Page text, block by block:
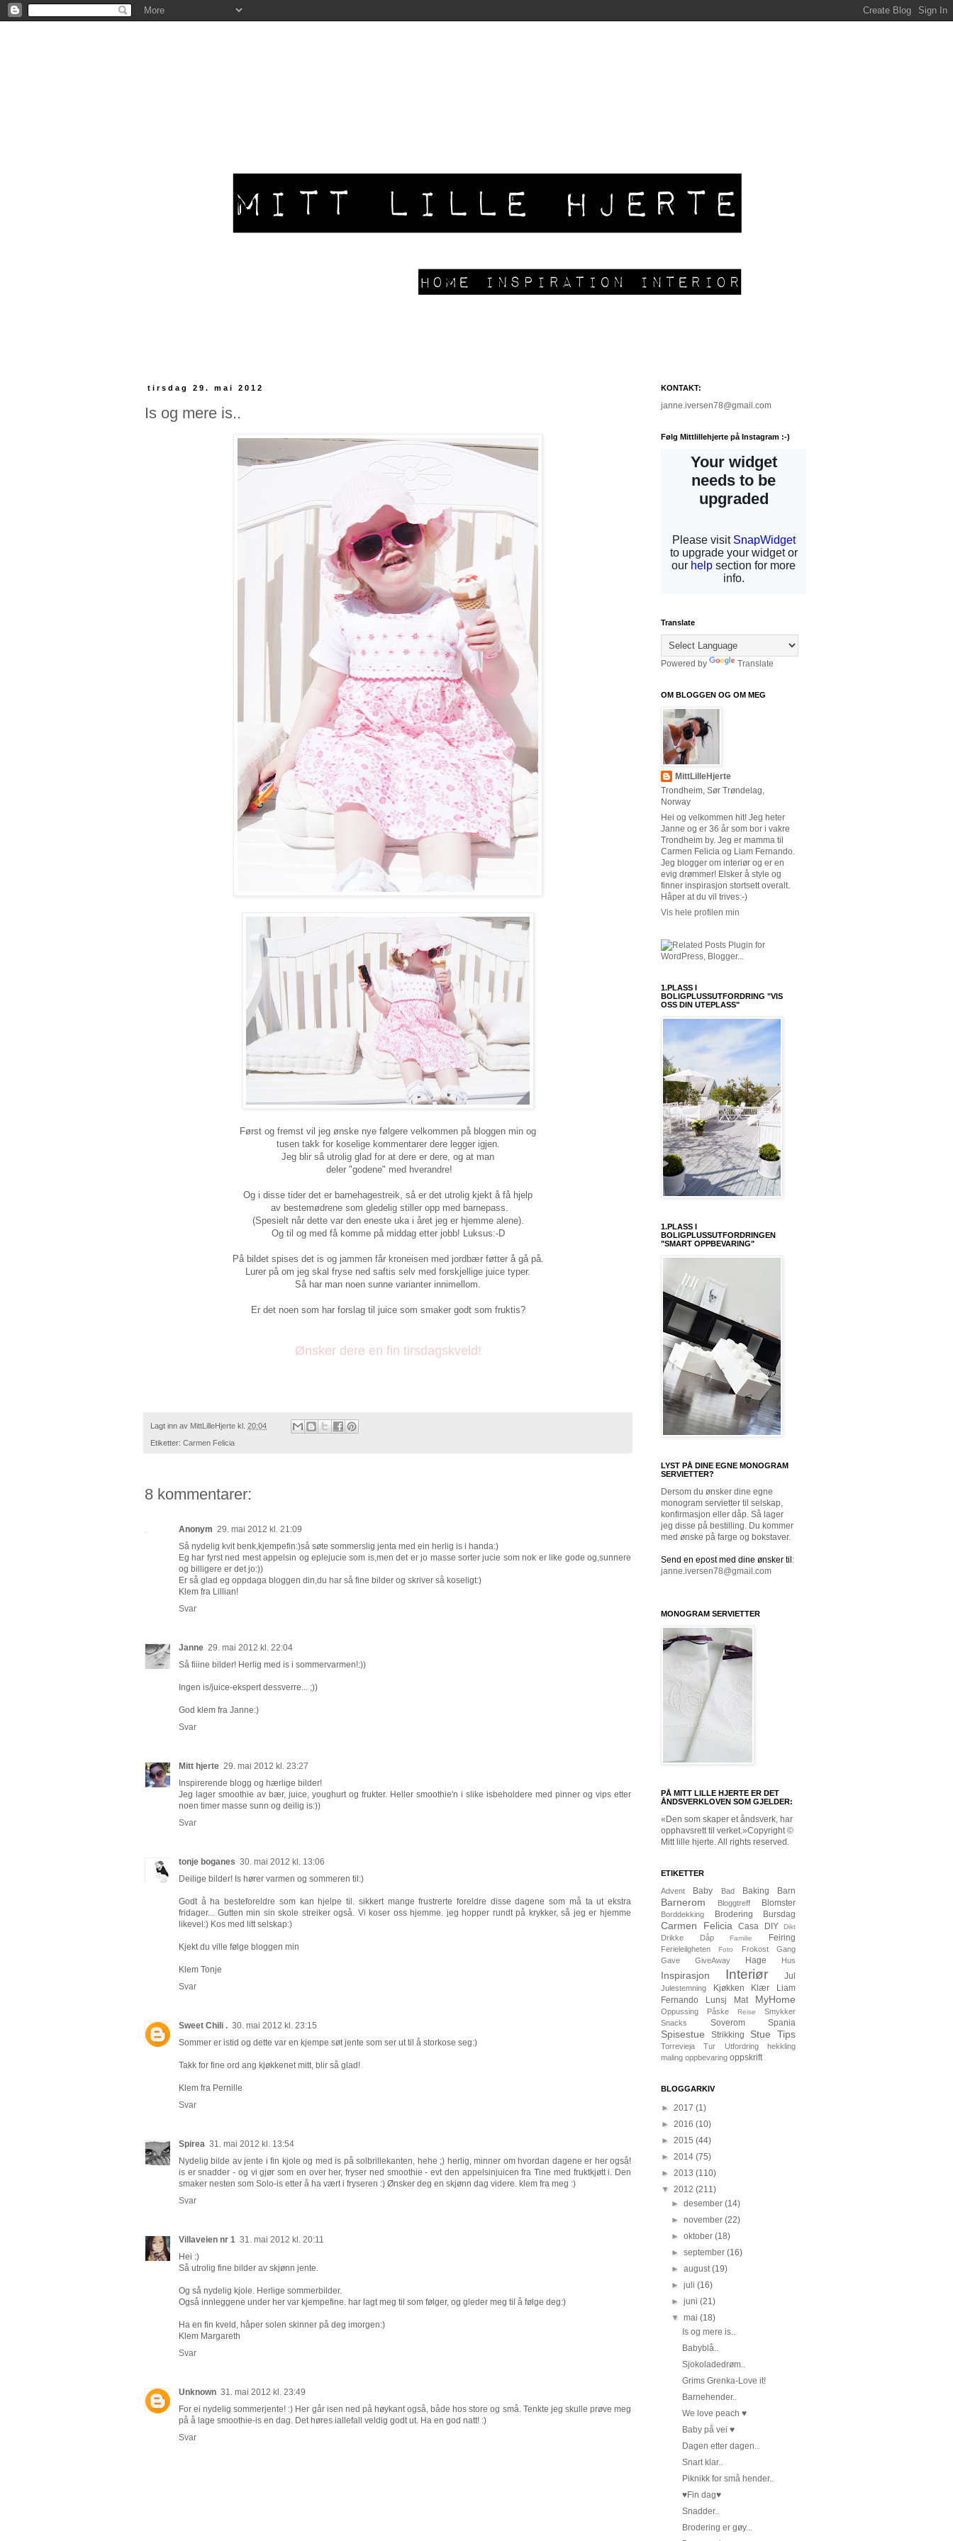
tirsdag 29. mai 2012
Is og mere is..
Først og fremst vil jeg ønske nye følgere velkommen på bloggen min og
tusen takk for koselige kommentarer dere legger igjen.
Jeg blir så utrolig glad for at dere er dere, og at man
deler "godene" med hverandre!
Og i disse tider det er barnehagestreik, så er det utrolig kjekt å få hjelp
av bestemødrene som gledelig stiller opp med barnepass.
(Spesielt når dette var den eneste uka i året jeg er hjemme alene).
Og til og med få komme på middag etter jobb! Luksus:-D
På bildet spises det is og jammen får kroneisen med jordbær føtter å gå på.
Lurer på om jeg skal fryse ned saftis selv med forskjellige juice typer.
Så har man noen sunne varianter innimellom.
Er det noen som har forslag til juice som smaker godt som fruktis?
Ønsker dere en fin tirsdagskveld!
Lagt inn av MittLilleHjerte kl. 20:04
Etiketter: Carmen Felicia
8 kommentarer:
Anonym 29. mai 2012 kl. 21:09
Så nydelig kvit benk,kjempefin:)så søte sommerslig jenta med ein herlig is i handa:)
Eg har fyrst ned mest appelsin og eplejucie som is,men det er jo masse sorter jucie som nok er like gode og,sunnere
og billigere er det jo:))
Er så glad eg oppdaga bloggen din,du har så fine bilder og skriver så koseligt:)
Klem fra Lillian!
Svar
Janne 29. mai 2012 kl. 22:04
Så fiiine bilder! Herlig med is i sommervarmen!:))
Ingen is/juice-ekspert dessverre... ;))
God klem fra Janne:)
Svar
Mitt hjerte 29. mai 2012 kl. 23:27
Inspirerende blogg og hærlige bilder!
Jeg lager smoothie av bær, juice, youghurt og frukter. Heller smoothie'n i slike isbeholdere med pinner og vips etter
noen timer masse sunn og deilig is:))
Svar
tonje boganes 30. mai 2012 kl. 13:06
Deilige bilder! Is hører varmen og sommeren til:)
Godt å ha besteforeldre som kan hjelpe til. sikkert mange frustrerte foreldre disse dagene som må ta ut ekstra
fridager... Gutten min sin skole streiker også. Vi koser oss hjemme. jeg hopper rundt på krykker, så jeg er hjemme
likevel:) Kos med litt selskap:)
Kjekt du ville følge bloggen min
Klem Tonje
Svar
Sweet Chili . 30. mai 2012 kl. 23:15
Sommer er istid og dette var en kjempe søt jente som ser ut til å storkose seg:)
Takk for fine ord ang kjøkkenet mitt, blir så glad!
Klem fra Pernille
Svar
Spirea 31. mai 2012 kl. 13:54
Nydelig bilde av jente i fin kjole og med is på solbrillekanten, hehe ;) herlig, minner om hvordan dagene er her også!
is er snadder - og vi gjør som en over her, fryser ned smoothie - evt den appelsinjuicen fra Tine med fruktkjøtt i. Den
smaker nesten som Solo-is etter å ha vært i fryseren :) Ønsker deg en skjønn dag videre. klem fra meg :)
Svar
Villaveien nr 1 31. mai 2012 kl. 20:11
Hei :)
Så utrolig fine bilder av skjønn jente.
Og så nydelig kjole. Herlige sommerbilder.
Også innleggene under her var kjempefine. har lagt meg til som følger, og gleder meg til å følge deg:)
Ha en fin kveld, håper solen skinner på deg imorgen:)
Klem Margareth
Svar
Unknown 31. mai 2012 kl. 23:49
For ei nydelig sommerjente! :) Her går isen ned på høykant også, både hos store og små. Tenkte jeg skulle prøve meg
på å lage smoothie-is en dag. Det høres iallefall veldig godt ut. Ha en god natt! :)
Svar
KONTAKT:
janne.iversen78@gmail.com
Følg Mittlillehjerte på Instagram :-)
Translate
Powered by Translate
OM BLOGGEN OG OM MEG
MittLilleHjerte
Trondheim, Sør Trøndelag,
Norway
Hei og velkommen hit! Jeg heter
Janne og er 36 år som bor i vakre
Trondheim by. Jeg er mamma til
Carmen Felicia og Liam Fernando.
Jeg blogger om interiør og er en
evig drømmer! Elsker å style og
finner inspirasjon stortsett overalt.
Håper at du vil trives:-)
Vis hele profilen min
1.PLASS I
BOLIGPLUSSUTFORDRING "VIS
OSS DIN UTEPLASS"
1.PLASS I
BOLIGPLUSSUTFORDRINGEN
"SMART OPPBEVARING"
LYST PÅ DINE EGNE MONOGRAM
SERVIETTER?
Dersom du ønsker dine egne
monogram servietter til selskap,
konfirmasjon eller dåp. Så lager
jeg disse på bestilling. Du kommer
med ønske på farge og bokstaver.
Send en epost med dine ønsker til :
janne.iversen78@gmail.com
MONOGRAM SERVIETTER
PÅ MITT LILLE HJERTE ER DET
ÅNDSVERKLOVEN SOM GJELDER:
«Den som skaper et åndsverk, har
opphavsrett til verket.»Copyright ©
Mitt lille hjerte. All rights reserved.
ETIKETTER
Advent Baby Bad Baking Barn
Barnerom Bloggtreff Blomster
Borddekking Brodering Bursdag
Carmen Felicia Casa DIY Dikt
Drikke Dåp Familie Feiring
Ferieleilgheten Foto Frokost
Gang
Gave
GiveAway Hage Hus
Inspirasjon Interiør Jul
Julestemning Kjøkken Klær
Liam
Fernando
Lunsj Mat MyHome
Oppussing Påske Reise
Smykker
Snacks
Soverom Spania
Spisestue Strikking Stue Tips
Torrevieja Tur Utfordring
hekkling
maling oppbevaring oppskrift
BLOGGARKIV
► 2017 (1)
► 2016 (10)
► 2015 (44)
► 2014 (75)
► 2013 (110)
▼ 2012 (211)
►desember(14)
►november(22)
►oktober(18)
►september(16)
►august(19)
►juli(16)
►juni(21)
▼mai(18)
Is og mere is..
Babyblå..
Sjokoladedrøm..
Grims Grenka-Love it!
Barnehender..
We love peach ♥
Baby på vei ♥
Dagen etter dagen..
Snart klar..
Piknikk for små hender..
♥Fin dag♥
Snadder..
Brodering er gøy...